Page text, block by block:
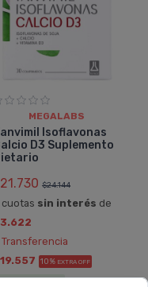
MEGALABS
Isoflavonas
D3 Suplemento
$24.144
cuotas sin interés de
Transferencia
10% EXTRA OFF
rápidohoy